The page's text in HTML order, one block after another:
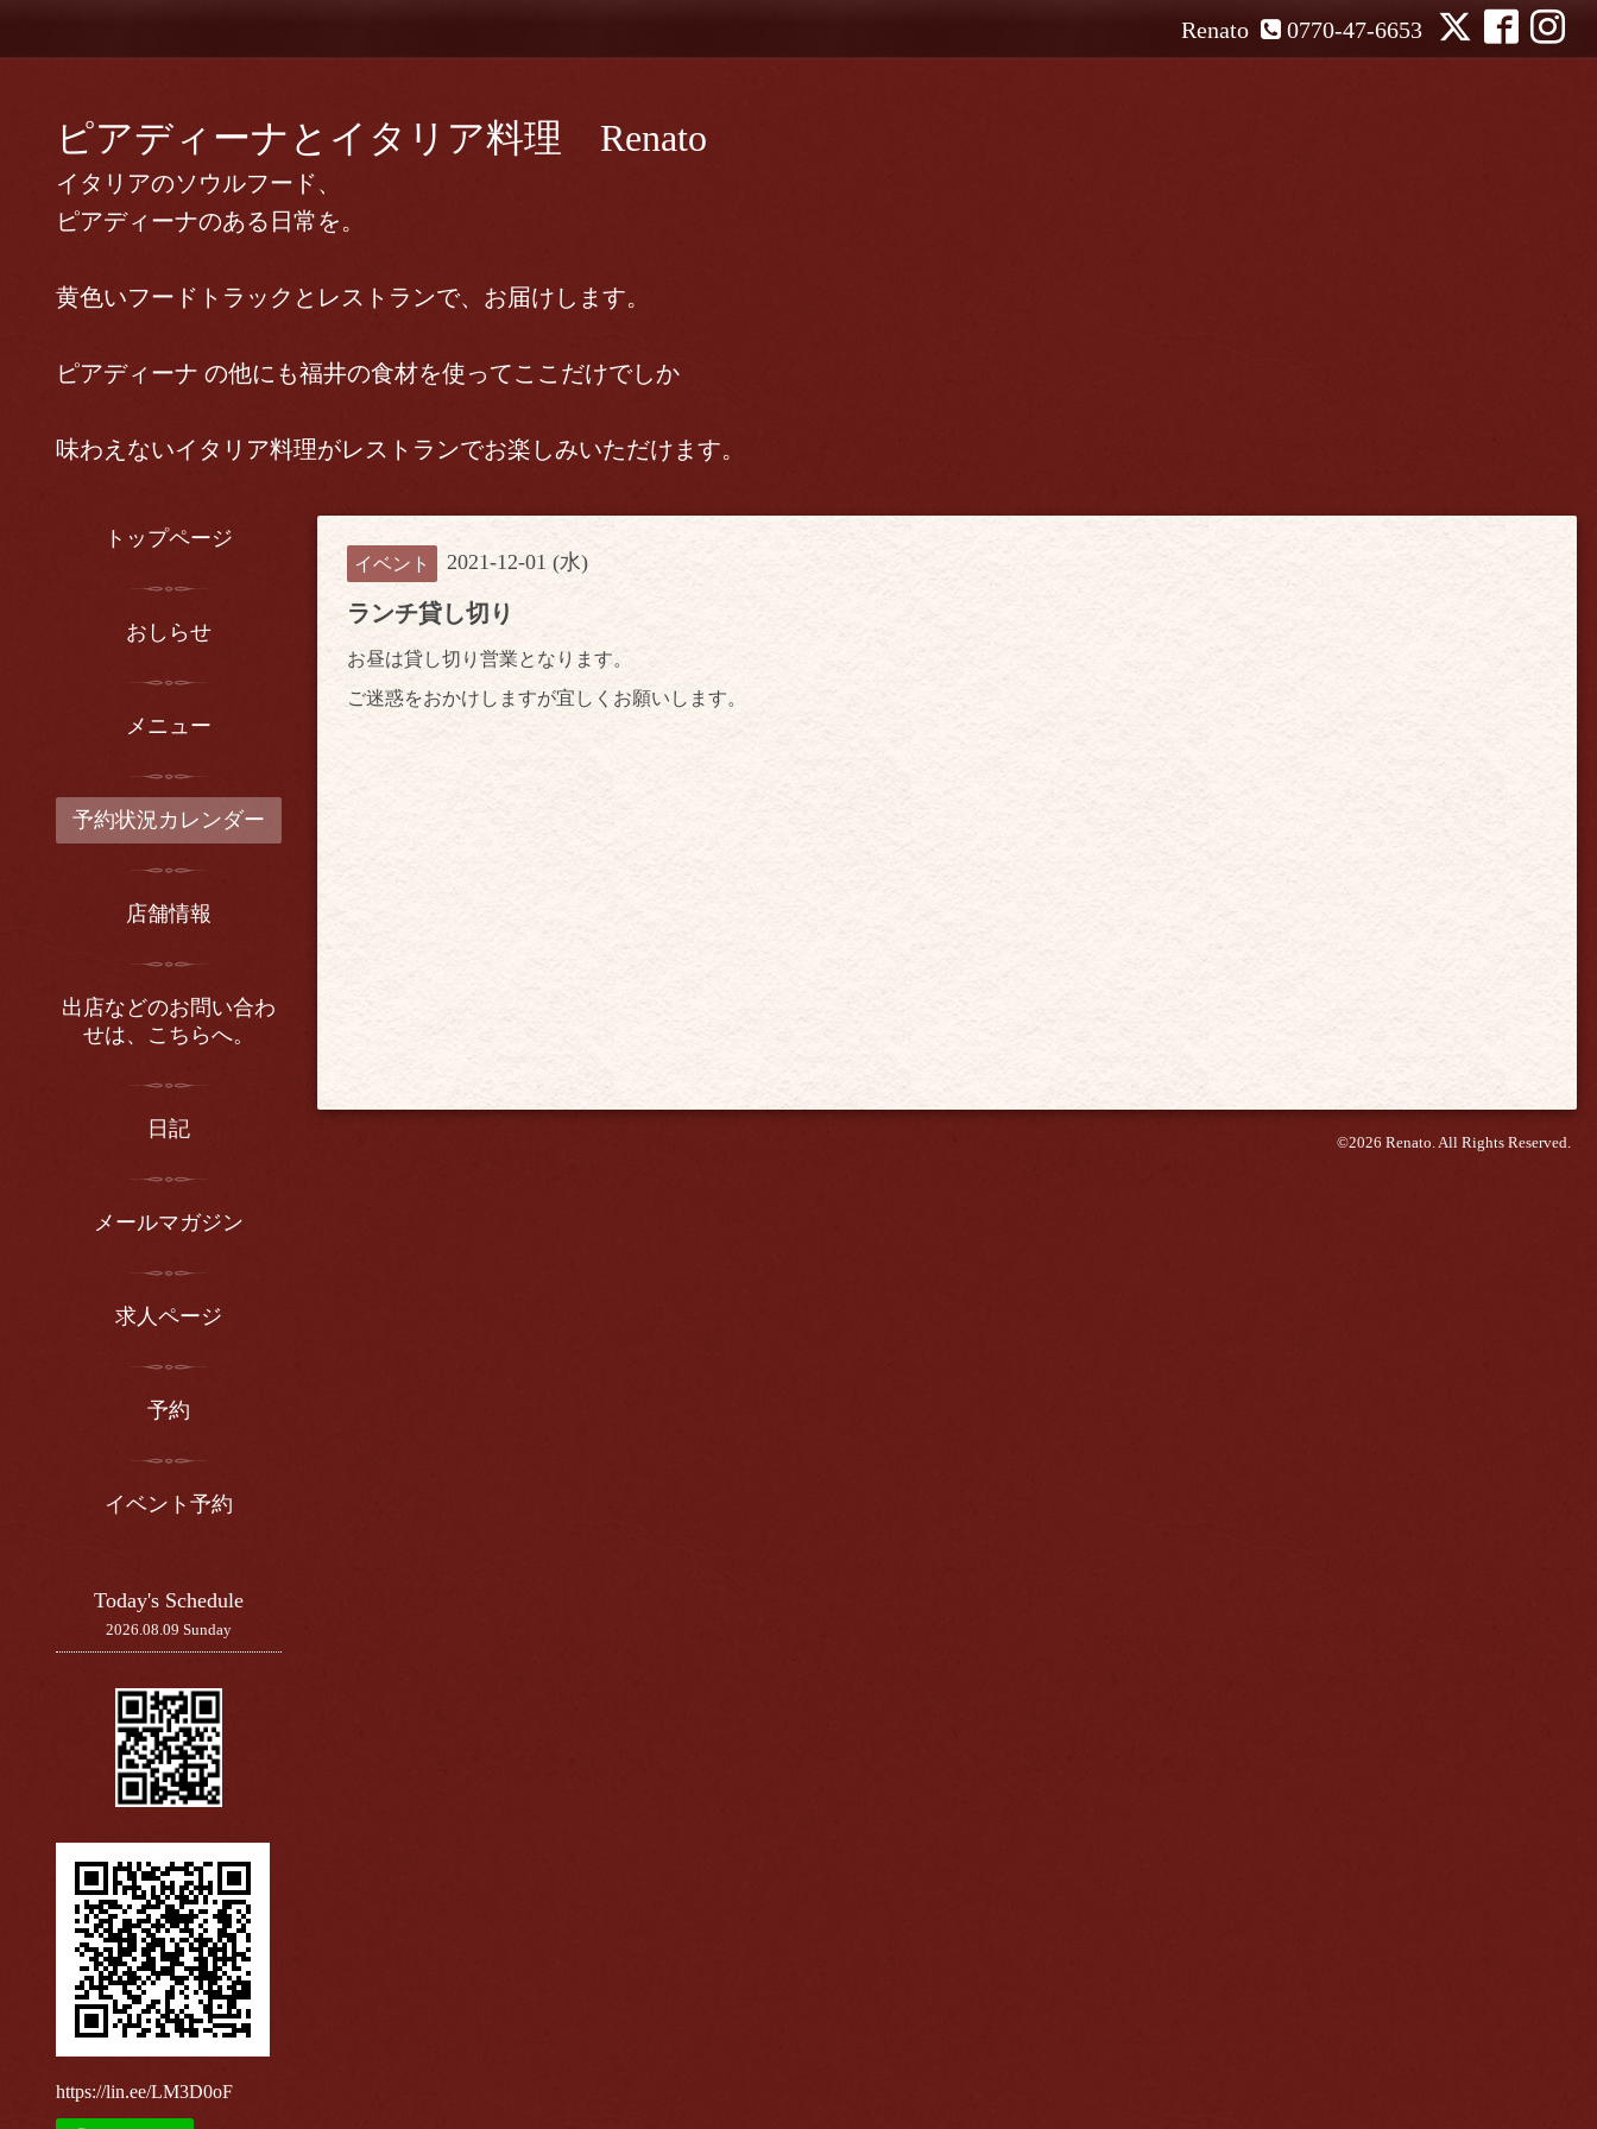
0770-47-6653
Renato
ピアディーナとイタリア料理 Renato
イタリアのソウルフード、
ピアディーナのある日常を。
黄色いフードトラックとレストランで、お届けします。
ピアディーナ の他にも福井の食材を使ってここだけでしか
味わえないイタリア料理がレストランでお楽しみいただけます。
イベント 2021-12-01 (水)
ランチ貸し切り
お昼は貸し切り営業となります。
ご迷惑をおかけしますが宜しくお願いします。
©2026 Renato. All Rights Reserved.
トップページ
おしらせ
メニュー
予約状況カレンダー
店舗情報
出店などのお問い合わ
せは、こちらへ。
日記
メールマガジン
求人ページ
予約
イベント予約
Today's Schedule
2026.08.09 Sunday
https://lin.ee/LM3D0oF